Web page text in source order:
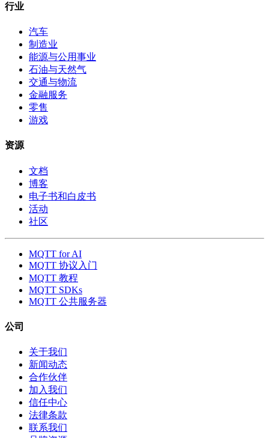
行业
汽车
制造业
能源与公用事业
石油与天然气
交通与物流
金融服务
零售
游戏
资源
文档
博客
电子书和白皮书
活动
社区
MQTT for AI
MQTT 协议入门
MQTT 教程
MQTT SDKs
MQTT 公共服务器
公司
关于我们
新闻动态
合作伙伴
加入我们
信任中心
法律条款
联系我们